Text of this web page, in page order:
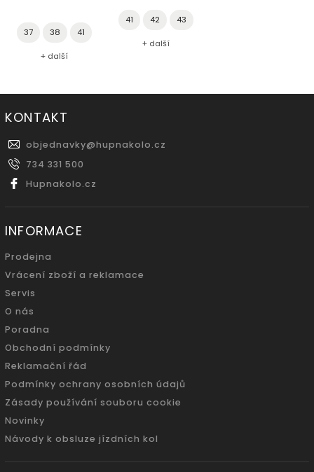
37 38 41
+ další
41 42 43
+ další
KONTAKT
objednavky@hupnakolo.cz
734 331 500
Hupnakolo.cz
INFORMACE
Prodejna
Vrácení zboží a reklamace
Servis
O nás
Poradna
Obchodní podmínky
Reklamační řád
Podmínky ochrany osobních údajů
Zásady používání souboru cookie
Novinky
Návody k obsluze jízdních kol